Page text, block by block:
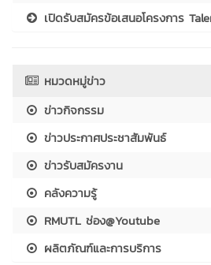
เปิดรับสมัครข้อเสนอโครงการ
หมวดหมู่ข่าว
ข่าวกิจกรรม
ข่าวประกาศประชาสัมพันธ์
ข่าวรับสมัครงาน
คลังความรู้
RMUTL ช่อง@Youtube
ผลิตภัณฑ์และการบริการ